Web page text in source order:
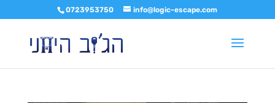
0723953750 info@logic-escape.com